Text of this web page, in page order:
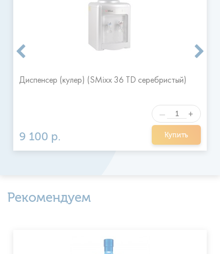
Я ознакомился и согласен с
размещенные после 16 часов принимаются к выполнению
на следующий день в удобное для клиента время.
Диспенсер (кулер) (SMixx 36 TD серебристый)
9 100 р. Купить
— +
Рекомендуем